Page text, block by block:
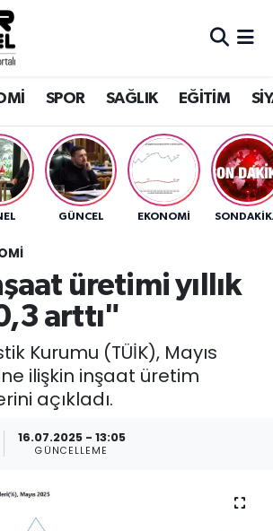
SPOR SAĞLIK EĞİTİM
GÜNCEL EKONOMİ
üretimi yıllık
arttı"
Kurumu (TÜİK), Mayıs
ilişkin inşaat üretim
açıkladı.
16.07.2025 - 13:05
GÜNCELLEME
Durumu ve Fikstür
Haberleri